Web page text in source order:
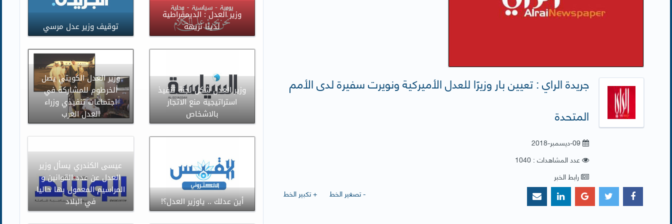
جريدة الراي : تعيين بار وزيرًا للعدل الأميركية ونويرت سفيرة لدى الأمم
المتحدة
09-ديسمبر-2018
عدد المشاهدات : 1040
رابط الخبر
+ تكبير الخط
- تصغير الخط
توقيف وزير عدل مرسي
وزير العدل : الديمقراطية
لدينا نزيهة
وزير العدل الكويتي يصل
الخرطوم للمشاركة في
اجتماعات تنفيذي وزراء
العدل العرب
وزير العدل شكل لجنة تنفيذ
استراتيجية منع الاتجار
بالاشخاص
عيسى الكندري يسأل وزير
العدل عن عدد القوانين و
المراسيم المعمول بها حاليا
في البلاد
أين عدلك .. ياوزير العدل؟!